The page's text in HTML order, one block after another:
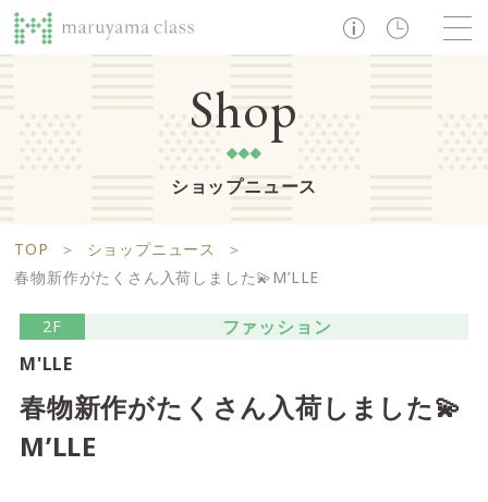
TOP
ショップ レストラン・カフェ ショップニュース
イベント・お知らせ 施設案内
検索
マルヤマ クラスとは
Life support floor
ライフサポートフロア
営業時間 10:00 ~ 20:00
1F Food boutique floor
フードブティックフロア
Shop
ショップニュース
TOP ＞ ショップニュース
＞
春物新作がたくさん入荷しました💫M’LLE
2F
ファッション
M'LLE
春物新作がたくさん入荷しました💫
M’LLE